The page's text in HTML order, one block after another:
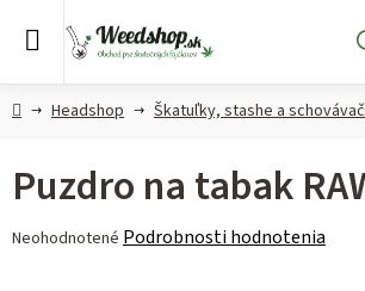
DomovHeadshop Škatuľky, stashe a
Puzdro na tabak
Priemerné
Neohodnotené Podrobnosti hodnotenia